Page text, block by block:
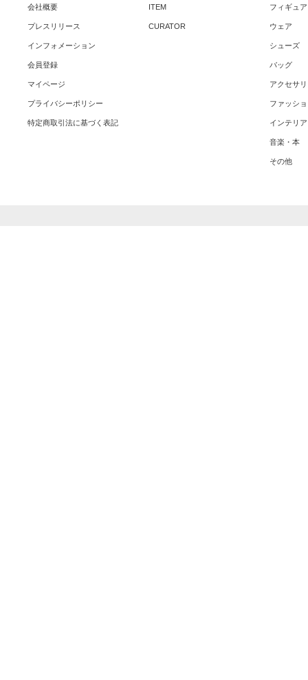
会社概要
プレスリリース
インフォメーション
会員登録
マイページ
プライバシーポリシー
特定商取引法に基づく表記
ITEM
CURATOR
フィギュ
ウェア
シューズ
バッグ
アクセサ
ファッシ
インテリア
音楽・本
その他